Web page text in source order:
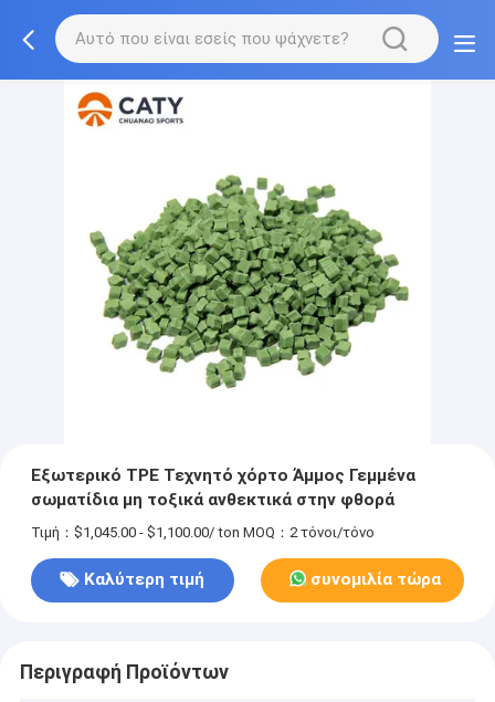
Εξωτερικό TPE Τεχνητό χόρτο Άμμος Γεμμένα
σωματίδια μη τοξικά ανθεκτικά στην φθορά
Τιμή：$1,045.00 - $1,100.00/ ton MOQ：2 τόνοι/τόνο
Καλύτερη τιμή συνομιλία τώρα
Περιγραφή Προϊόντων